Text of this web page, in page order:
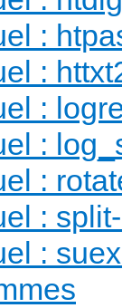
:
:
:
:
:
:
: